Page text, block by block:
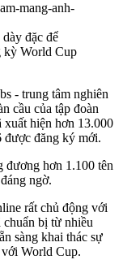
đặc để
kỳ World Cup
- trung tâm nghiên
cầu của tập đoàn
hiện hơn 13.000
được đăng ký mới.
đương hơn 1.100 tên
ngờ.
rất chủ động với
bị từ nhiều
sàng khai thác sự
với World Cup.